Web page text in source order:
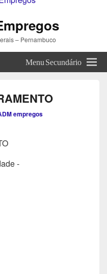
– Pernambuco
Menu Secundário
empregos
-